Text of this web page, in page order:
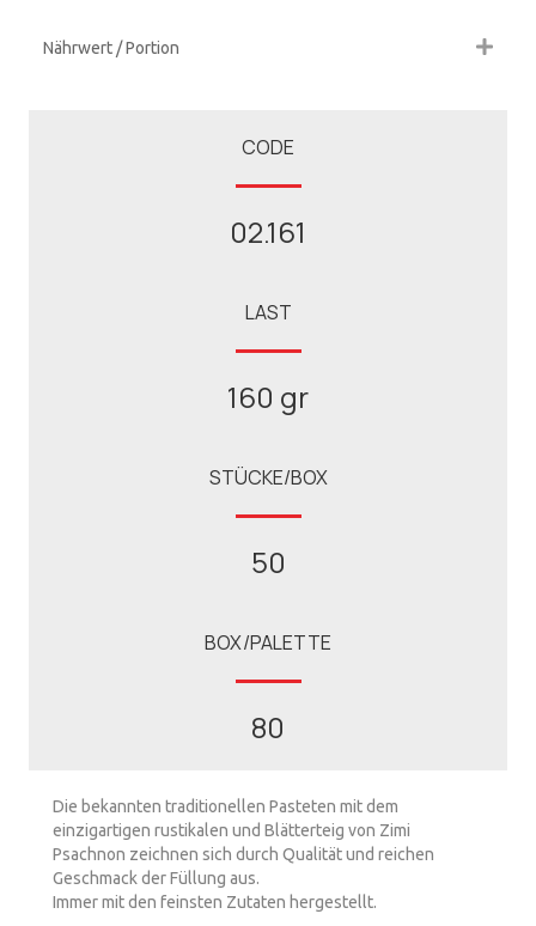
Nährwert / Portion
CODE
02.161
LAST
160 gr
STÜCKE/BOX
50
BOX/PALETTE
80
Die bekannten traditionellen Pasteten mit dem
einzigartigen rustikalen und Blätterteig von Zimi
Psachnon zeichnen sich durch Qualität und reichen
Geschmack der Füllung aus.
Immer mit den feinsten Zutaten hergestellt.